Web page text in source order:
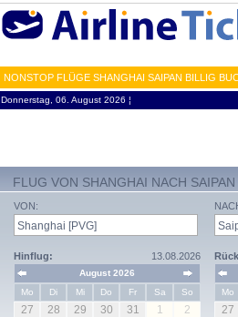
NONSTOP FLÜGE SHANGHAI SAIPAN BILLIG
Donnerstag, 06. August 2026 ¦
FLUG VON SHANGHAI NACH SAIPAN
VON:
Hinflug: 13.08.2026
August 2026
Mo
Di Mi Do Fr Sa So
27 28 29 30 31 1
2
Mo
27